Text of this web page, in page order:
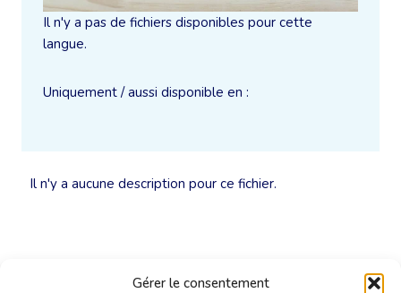
Gérer le consentement
Il n'y a aucune description pour ce fichier.
Il n'y a pas de fichiers disponibles pour cette
langue.
Uniquement / aussi disponible en :